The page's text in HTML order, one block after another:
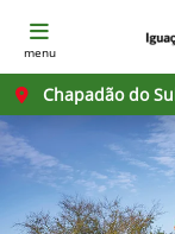
menu
Chapadão do